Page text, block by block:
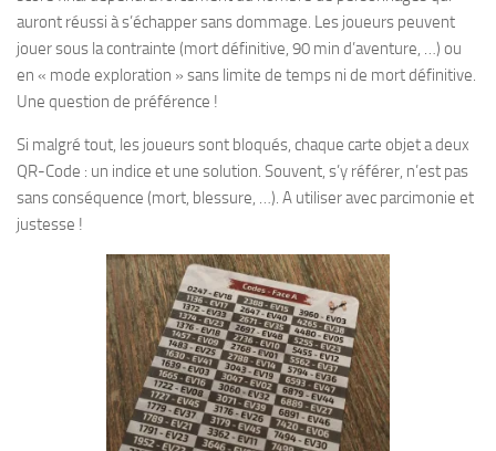
auront réussi à s’échapper sans dommage. Les joueurs peuvent
jouer sous la contrainte (mort définitive, 90 min d’aventure, …) ou
en « mode exploration » sans limite de temps ni de mort définitive.
Une question de préférence !
Si malgré tout, les joueurs sont bloqués, chaque carte objet a deux
QR-Code : un indice et une solution. Souvent, s’y référer, n’est pas
sans conséquence (mort, blessure, …). A utiliser avec parcimonie et
justesse !